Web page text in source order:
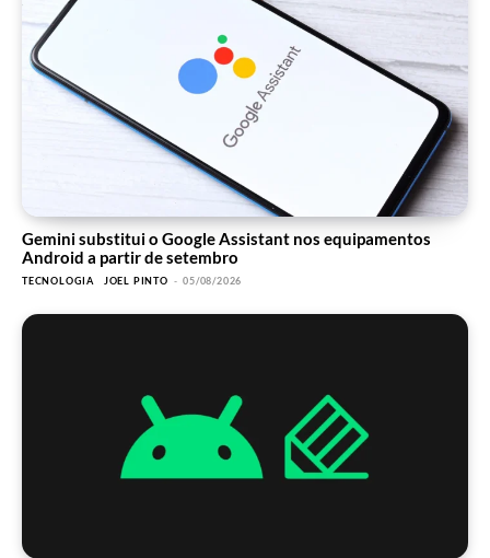
Gemini substitui o Google Assistant nos equipamentos
Android a partir de setembro
TECNOLOGIA JOEL PINTO - 05/08/2026